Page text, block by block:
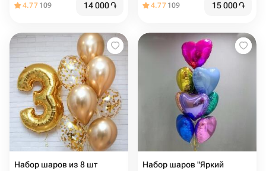
4.77 109 14 000֏ 4.77 109 15 000֏
Набор шаров из 8 шт
Набор шаров "Яркий